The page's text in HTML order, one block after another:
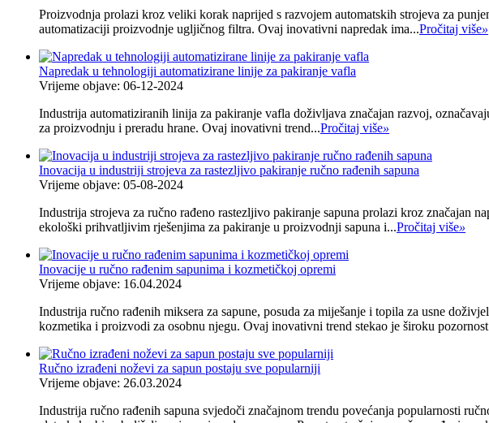
Proizvodnja prolazi kroz veliki korak naprijed s razvojem automatskih strojeva za
automatizaciji proizvodnje ugljičnog filtra. Ovaj inovativni napredak ima...Pročitaj više»
Napredak u tehnologiji automatizirane linije za pakiranje vafla
Vrijeme objave: 06-12-2024
Industrija automatiziranih linija za pakiranje vafla doživljava značajan razvoj,
za proizvodnju i preradu hrane. Ovaj inovativni trend...Pročitaj više»
Inovacija u industriji strojeva za rastezljivo pakiranje ručno rađenih sapuna
Vrijeme objave: 05-08-2024
Industrija strojeva za ručno rađeno rastezljivo pakiranje sapuna prolazi kroz značajan
ekološki prihvatljivim rješenjima za pakiranje u proizvodnji sapuna i...Pročitaj više»
Inovacije u ručno rađenim sapunima i kozmetičkoj opremi
Vrijeme objave: 16.04.2024
Industrija ručno rađenih miksera za sapune, posuda za miješanje i topila za usne
kozmetika i proizvodi za osobnu njegu. Ovaj inovativni trend stekao je široku
Ručno izrađeni noževi za sapun postaju sve popularniji
Vrijeme objave: 26.03.2024
Industrija ručno rađenih sapuna svjedoči značajnom trendu povećanja popularnosti